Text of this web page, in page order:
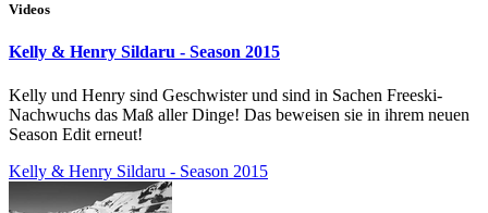
Videos
Kelly & Henry Sildaru - Season 2015
Kelly und Henry sind Geschwister und sind in Sachen Freeski-
Nachwuchs das Maß aller Dinge! Das beweisen sie in ihrem neuen
Season Edit erneut!
Kelly & Henry Sildaru - Season 2015